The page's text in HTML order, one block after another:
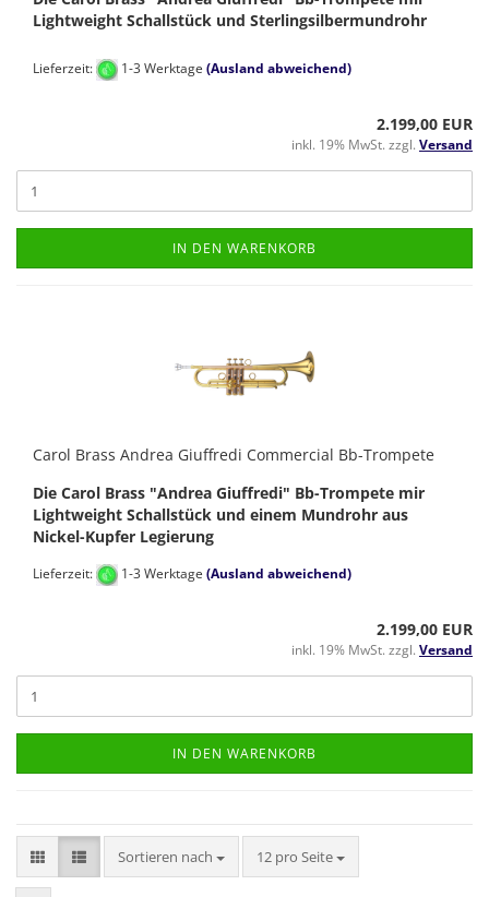
Lightweight Schallstück und Sterlingsilbermundrohr
Lieferzeit: 1-3 Werktage (Ausland abweichend)
2.199,00 EUR
inkl. 19% MwSt. zzgl. Versand
IN DEN WARENKORB
Carol Brass Andrea Giuffredi Commercial Bb-Trompete
Die Carol Brass "Andrea Giuffredi" Bb-Trompete mir
Lightweight Schallstück und einem Mundrohr aus
Nickel-Kupfer Legierung
Lieferzeit: 1-3 Werktage (Ausland abweichend)
2.199,00 EUR
inkl. 19% MwSt. zzgl. Versand
IN DEN WARENKORB
Sortieren nach
Sortieren nach 12 pro Seite
pro Seite